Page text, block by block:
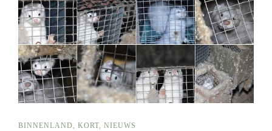
BINNENLAND, KORT, NIEUWS